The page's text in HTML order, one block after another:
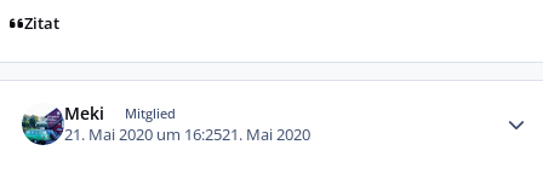
Zitat
Meki Mitglied
21. Mai 2020 um 16:2521. Mai 2020